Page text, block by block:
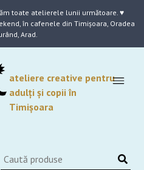
toate atelierele lunii următoare. ♥
în cafenele din Timișoara, Oradea
Arad.
ateliere creative pentru
adulți și copii în
Timișoara